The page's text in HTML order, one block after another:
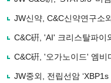
JW신약, C&C신약연구소
C&C硏, 'AI' 크리스탈파이
C&C硏, '오가노이드' 엠비
JW중외, 전립선암